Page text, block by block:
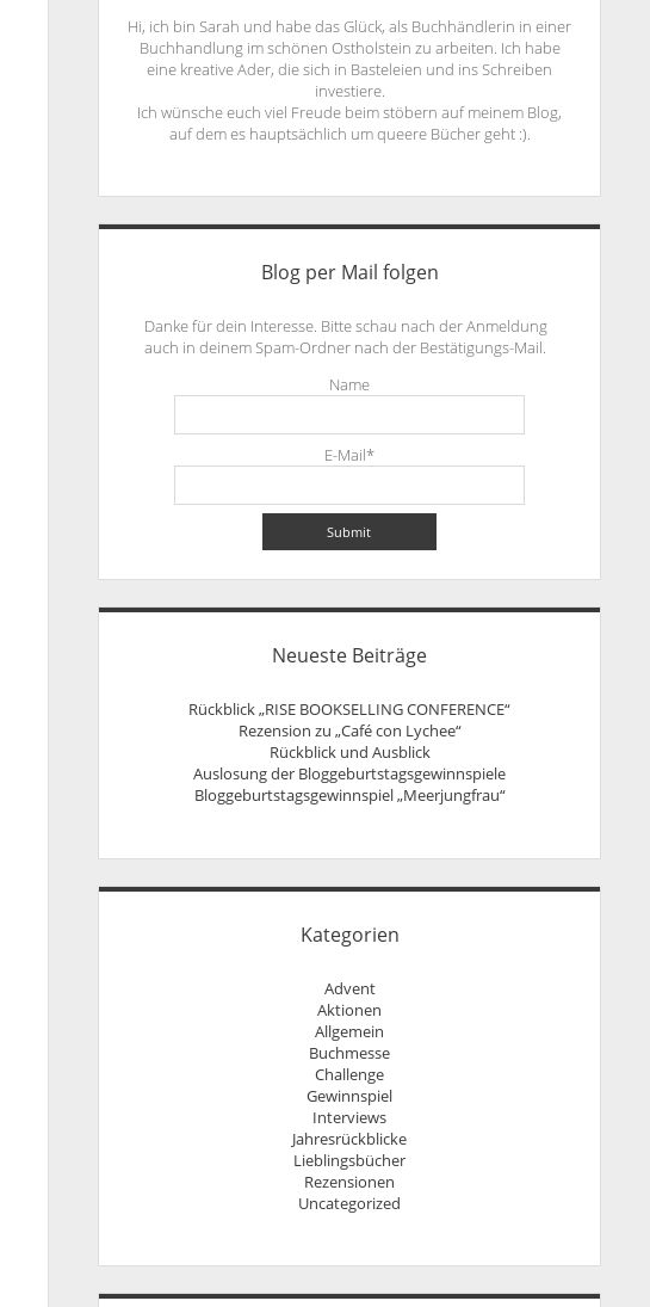
Hi, ich bin Sarah und habe das Glück, als Buchhändlerin in einer
Buchhandlung im schönen Ostholstein zu arbeiten. Ich habe
eine kreative Ader, die sich in Basteleien und ins Schreiben
investiere.
Ich wünsche euch viel Freude beim stöbern auf meinem Blog,
auf dem es hauptsächlich um queere Bücher geht :).
Blog per Mail folgen
Danke für dein Interesse. Bitte schau nach der Anmeldung
auch in deinem Spam-Ordner nach der Bestätigungs-Mail.
Name
E-Mail*
Neueste Beiträge
Rückblick „RISE BOOKSELLING CONFERENCE“
Rezension zu „Café con Lychee“
Rückblick und Ausblick
Auslosung der Bloggeburtstagsgewinnspiele
Bloggeburtstagsgewinnspiel „Meerjungfrau“
Kategorien
Advent
Aktionen
Allgemein
Buchmesse
Challenge
Gewinnspiel
Interviews
Jahresrückblicke
Lieblingsbücher
Rezensionen
Uncategorized